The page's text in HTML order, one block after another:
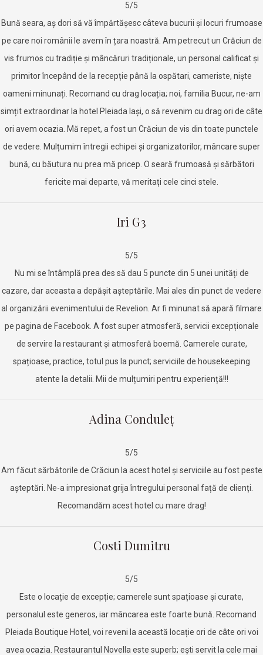
5/5
Bună seara, aș dori să vă împărtășesc câteva bucurii și locuri frumoase
pe care noi românii le avem în țara noastră. Am petrecut un Crăciun de
vis frumos cu tradiție și mâncăruri tradiționale, un personal calificat și
primitor începând de la recepție până la ospătari, cameriste, niște
oameni minunați. Recomand cu drag locația; noi, familia Bucur, ne-am
simțit extraordinar la hotel Pleiada Iași, o să revenim cu drag ori de câte
ori avem ocazia. Mă repet, a fost un Crăciun de vis din toate punctele
de vedere. Mulțumim întregii echipei și organizatorilor, mâncare super
bună, cu băutura nu prea mă pricep. O seară frumoasă și sărbători
fericite mai departe, vă meritați cele cinci stele.
Iri G3
5/5
Nu mi se întâmplă prea des să dau 5 puncte din 5 unei unități de
cazare, dar aceasta a depășit așteptările. Mai ales din punct de vedere
al organizării evenimentului de Revelion. Ar fi minunat să apară filmare
pe pagina de Facebook. A fost super atmosferă, servicii excepționale
de servire la restaurant și atmosferă boemă. Camerele curate,
spațioase, practice, totul pus la punct; serviciile de housekeeping
atente la detalii. Mii de mulțumiri pentru experiență!!!
Adina Conduleț
5/5
Am făcut sărbătorile de Crăciun la acest hotel și serviciile au fost peste
așteptări. Ne-a impresionat grija întregului personal față de clienți.
Recomandăm acest hotel cu mare drag!
Costi Dumitru
5/5
Este o locație de excepție; camerele sunt spațioase și curate,
personalul este generos, iar mâncarea este foarte bună. Recomand
Pleiada Boutique Hotel, voi reveni la această locație ori de câte ori voi
avea ocazia. Restaurantul Novella este superb; ești servit la cele mai